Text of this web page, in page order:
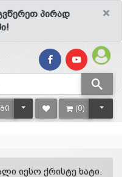
×
პირად
TOGGLE DROPDOWN
(0)
იესო ქრისტე ხატი.